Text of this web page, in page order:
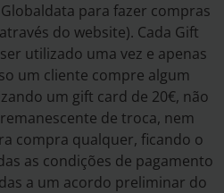
para fazer compras
do website). Cada Gift
utilizado uma vez e apenas
um cliente compre algum
um gift card de 20€, não
de troca, nem
compra qualquer, ficando o
as condições de pagamento
a um acordo preliminar do